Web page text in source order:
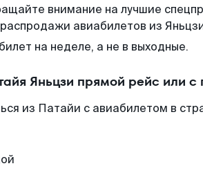
внимание на лучшие
авиабилетов из
на неделе, а не в выходные.
Яньцзи прямой рейс или
из Патайи с авиабилетом в